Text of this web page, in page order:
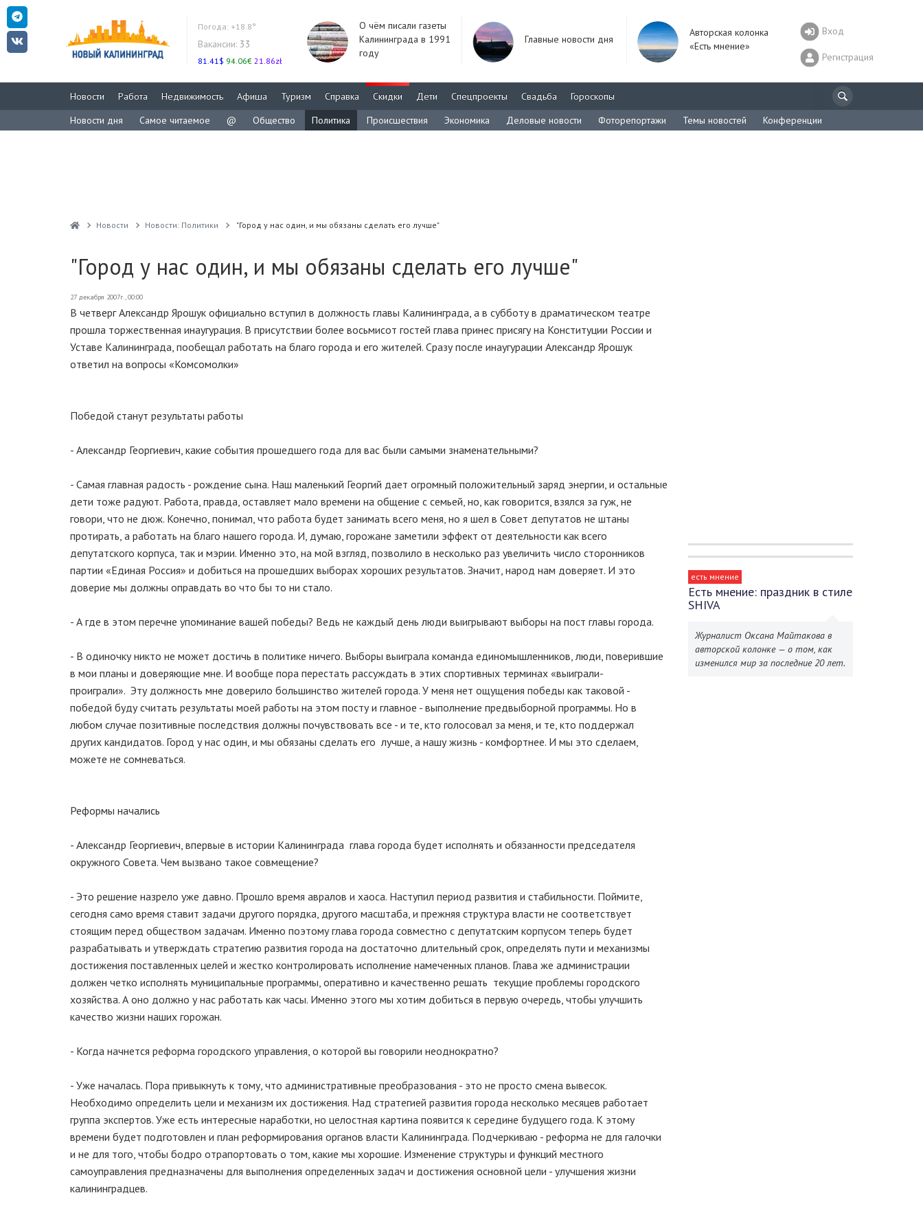
Погода: +18.8°
Вакансии: 33
81.41$ 94.06€ 21.86zł
О чём писали газеты
Калининграда в 1991
году
Главные новости дня
Авторская колонка
«Есть мнение»
Вход
Регистрация
Новости Работа Недвижимость Афиша Туризм Справка Скидки Дети Спецпроекты Свадьба
Гороскопы
Новости дня
Самое читаемое @ Общество Политика Происшествия Экономика Деловые новости Фоторепортажи Темы новостей Конференции
Новости Новости: Политики "Город у нас один, и мы обязаны сделать его лучше"
"Город у нас один, и мы обязаны сделать его лучше"
27 декабря 2007г., 00:00
В четверг Александр Ярошук официально вступил в должность главы Калининграда, а в субботу в драматическом театре
прошла торжественная инаугурация. В присутствии более восьмисот гостей глава принес присягу на Конституции России и
Уставе Калининграда, пообещал работать на благо города и его жителей. Сразу после инаугурации Александр Ярошук
ответил на вопросы «Комсомолки»
Победой станут результаты работы
- Александр Георгиевич, какие события прошедшего года для вас были самыми знаменательными?
- Самая главная радость - рождение сына. Наш маленький Георгий дает огромный положительный заряд энергии, и остальные
дети тоже радуют. Работа, правда, оставляет мало времени на общение с семьей, но, как говорится, взялся за гуж, не
говори, что не дюж. Конечно, понимал, что работа будет занимать всего меня, но я шел в Совет депутатов не штаны
протирать, а работать на благо нашего города. И, думаю, горожане заметили эффект от деятельности как всего
депутатского корпуса, так и мэрии. Именно это, на мой взгляд, позволило в несколько раз увеличить число сторонников
партии «Единая Россия» и добиться на прошедших выборах хороших результатов. Значит, народ нам доверяет. И это
доверие мы должны оправдать во что бы то ни стало.
- А где в этом перечне упоминание вашей победы? Ведь не каждый день люди выигрывают выборы на пост главы города.
- В одиночку никто не может достичь в политике ничего. Выборы выиграла команда единомышленников, люди, поверившие
в мои планы и доверяющие мне. И вообще пора перестать рассуждать в этих спортивных терминах «выиграли-
проиграли». Эту должность мне доверило большинство жителей города. У меня нет ощущения победы как таковой -
победой буду считать результаты моей работы на этом посту и главное - выполнение предвыборной программы. Но в
любом случае позитивные последствия должны почувствовать все - и те, кто голосовал за меня, и те, кто поддержал
других кандидатов. Город у нас один, и мы обязаны сделать его лучше, а нашу жизнь - комфортнее. И мы это сделаем,
можете не сомневаться.
Реформы начались
- Александр Георгиевич, впервые в истории Калининграда глава города будет исполнять и обязанности председателя
окружного Совета. Чем вызвано такое совмещение?
- Это решение назрело уже давно. Прошло время авралов и хаоса. Наступил период развития и стабильности. Поймите,
сегодня само время ставит задачи другого порядка, другого масштаба, и прежняя структура власти не соответствует
стоящим перед обществом задачам. Именно поэтому глава города совместно с депутатским корпусом теперь будет
разрабатывать и утверждать стратегию развития города на достаточно длительный срок, определять пути и механизмы
достижения поставленных целей и жестко контролировать исполнение намеченных планов. Глава же администрации
должен четко исполнять муниципальные программы, оперативно и качественно решать текущие проблемы городского
хозяйства. А оно должно у нас работать как часы. Именно этого мы хотим добиться в первую очередь, чтобы улучшить
качество жизни наших горожан.
- Когда начнется реформа городского управления, о которой вы говорили неоднократно?
- Уже началась. Пора привыкнуть к тому, что административные преобразования - это не просто смена вывесок.
Необходимо определить цели и механизм их достижения. Над стратегией развития города несколько месяцев работает
группа экспертов. Уже есть интересные наработки, но целостная картина появится к середине будущего года. К этому
времени будет подготовлен и план реформирования органов власти Калининграда. Подчеркиваю - реформа не для галочки
и не для того, чтобы бодро отрапортовать о том, какие мы хорошие. Изменение структуры и функций местного
самоуправления предназначены для выполнения определенных задач и достижения основной цели - улучшения жизни
калининградцев.
есть мнение
Есть мнение: праздник в стиле
SHIVA
Журналист Оксана Майтакова в
авторской колонке — о том, как
изменился мир за последние 20 лет.